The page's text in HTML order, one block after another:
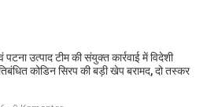
उत्पाद टीम की संयुक्त कार्रवाई में विदेशी
कोडिन सिरप की बड़ी खेप बरामद, दो तस्कर